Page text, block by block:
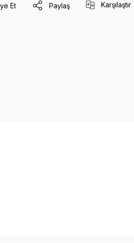
Et Paylaş Karşılaştır